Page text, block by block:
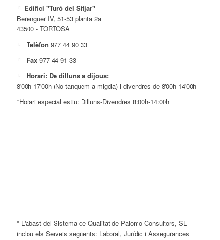
Edifici "Turó del Sitjar"
Berenguer IV, 51-53 planta 2a
43500 - TORTOSA
Telèfon 977 44 90 33
Fax 977 44 91 33
Horari: De dilluns a dijous:
8'00h-17'00h (No tanquem a migdia) i divendres de 8'00h-14'00h
*Horari especial estiu: Dilluns-Divendres 8:00h-14:00h
* L'abast del Sistema de Qualitat de Palomo Consultors, SL
inclou els Serveis següents: Laboral, Jurídic i Assegurances